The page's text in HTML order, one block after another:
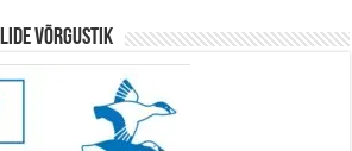
võrgustik